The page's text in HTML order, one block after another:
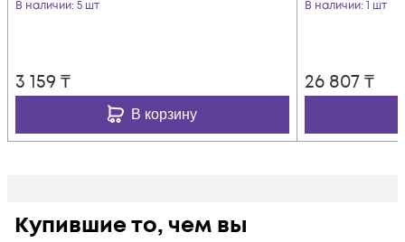
В наличии: 5 шт
3 159 ₸
В корзину
В наличии: 1 шт
26 807₸
Купившие то, чем вы